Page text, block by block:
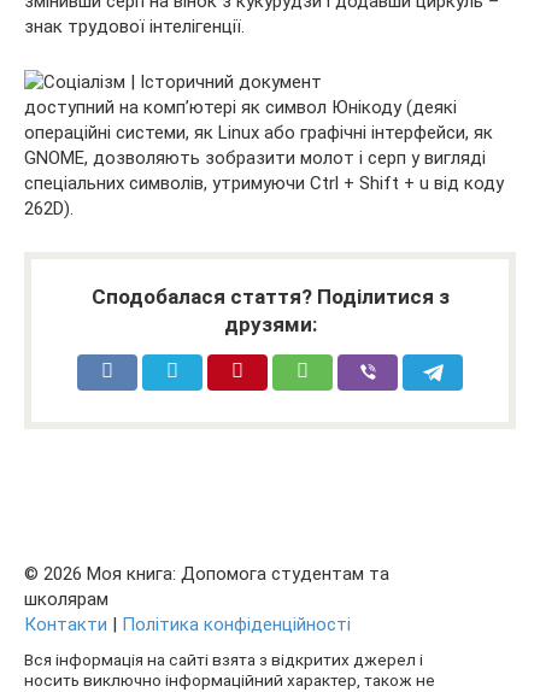
знак трудової інтелігенції.
доступний на комп’ютері як символ Юнікоду (деякі
операційні системи, як Linux або графічні інтерфейси, як
GNOME, дозволяють зобразити молот і серп у вигляді
спеціальних символів, утримуючи Ctrl + Shift + u від коду
262D).
Сподобалася стаття? Поділитися з
друзями:
© 2026 Моя книга: Допомога студентам та
школярам
Контакти | Політика конфіденційності
Вся інформація на сайті взята з відкритих джерел і
носить виключно інформаційний характер, також не